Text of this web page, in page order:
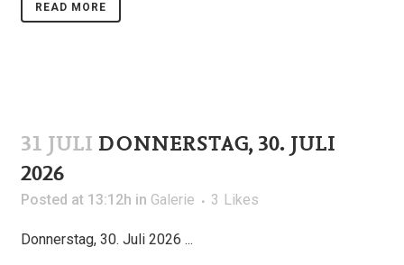
READ MORE
31 JULI DONNERSTAG, 30. JULI
2026
Posted at 13:12h in Galerie 3 Likes
Donnerstag, 30. Juli 2026 ...